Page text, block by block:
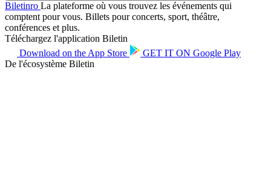
Biletinro La plateforme où vous trouvez les événements qui
comptent pour vous. Billets pour concerts, sport, théâtre,
conférences et plus.
Téléchargez l'application Biletin
Download on the App Store GET IT ON Google Play
De l'écosystème Biletin